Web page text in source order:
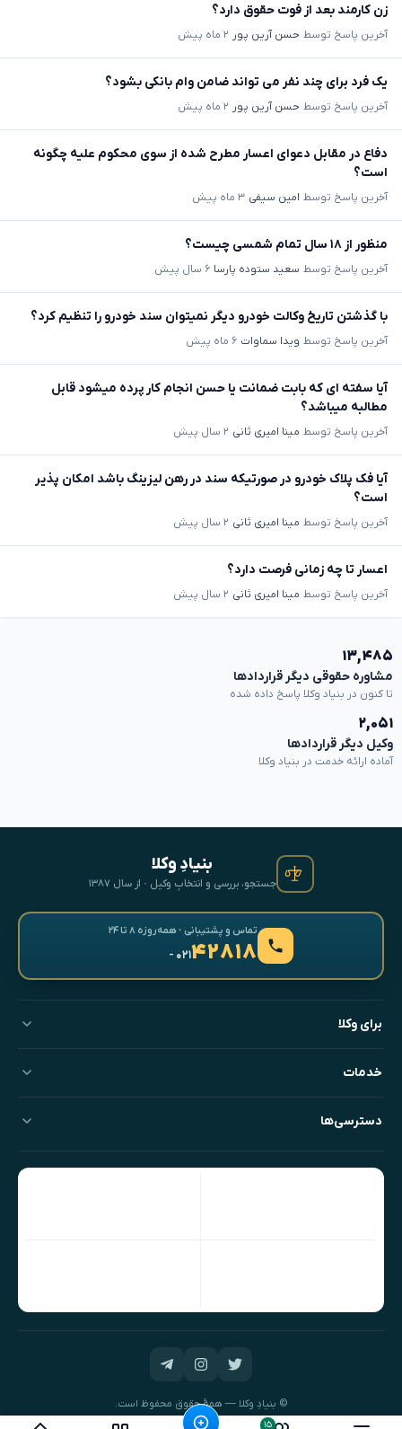
۱۵
زن کارمند بعد از فوت حقوق دارد؟
آخرین پاسخ توسط حسن آرین پور ۲ ماه پیش
یک فرد برای چند نفر می تواند ضامن وام بانکی بشود؟
آخرین پاسخ توسط حسن آرین پور ۲ ماه پیش
دفاع در مقابل دعوای اعسار مطرح شده از سوی محکوم علیه چگونه
است؟
آخرین پاسخ توسط امین سیفی ۳ ماه پیش
منظور از ۱۸ سال تمام شمسی چیست؟
آخرین پاسخ توسط سعید ستوده پارسا ۶ سال پیش
با گذشتن تاریخ وکالت خودرو دیگر نمیتوان سند خودرو را تنظیم کرد؟
آخرین پاسخ توسط ویدا سماوات ۶ ماه پیش
آیا سفته ای که بابت ضمانت یا حسن انجام کار پرده میشود قابل
مطالبه میباشد؟
آخرین پاسخ توسط مینا امیری ثانی ۲ سال پیش
آیا فک پلاک خودرو در صورتیکه سند در رهن لیزینگ باشد امکان پذیر
است؟
آخرین پاسخ توسط مینا امیری ثانی ۲ سال پیش
اعسار تا چه زمانی فرصت دارد؟
آخرین پاسخ توسط مینا امیری ثانی ۲ سال پیش
۱۳,۴۸۵
مشاوره حقوقی دیگر قراردادها
تا کنون در بنیاد وکلا پاسخ داده شده
۲,۰۵۱
وکیل دیگر قراردادها
آماده ارائه خدمت در بنیاد وکلا
بنیادِ وکلا
جستجو، بررسی و انتخابِ وکیل · از سال ۱۳۸۷
تماس و پشتیبانی · همه‌روزه ۸ تا ۲۴
۴۲۸۱۸- ۰۲۱
برای وکلا
خدمات
دسترسی‌ها
© بنیادِ وکلا — همهٔ حقوق محفوظ است.
طراحی و توسعه:نیک‌داده‌پرداز